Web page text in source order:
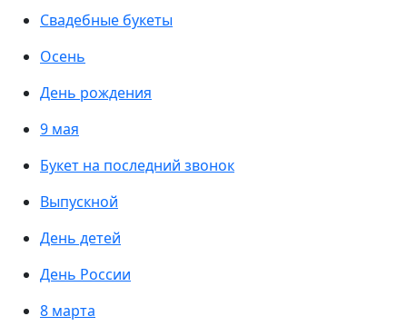
Свадебные букеты
Осень
День рождения
9 мая
Букет на последний звонок
Выпускной
День детей
День России
8 марта